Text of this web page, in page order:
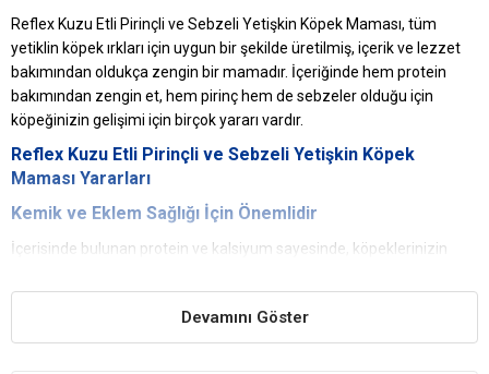
Reflex Kuzu Etli Pirinçli ve Sebzeli Yetişkin Köpek Maması, tüm
yetiklin köpek ırkları için uygun bir şekilde üretilmiş, içerik ve lezzet
bakımından oldukça zengin bir mamadır. İçeriğinde hem protein
bakımından zengin et, hem pirinç hem de sebzeler olduğu için
köpeğinizin gelişimi için birçok yararı vardır.
Reflex Kuzu Etli Pirinçli ve Sebzeli Yetişkin Köpek
Maması Yararları
Kemik ve Eklem Sağlığı İçin Önemlidir
İçerisinde bulunan protein ve kalsiyum sayesinde, köpeklerinizin
Köpeğinizin yeterli besinleri alarak sağlıklı bir şekilde gelişip
Devamını Göster